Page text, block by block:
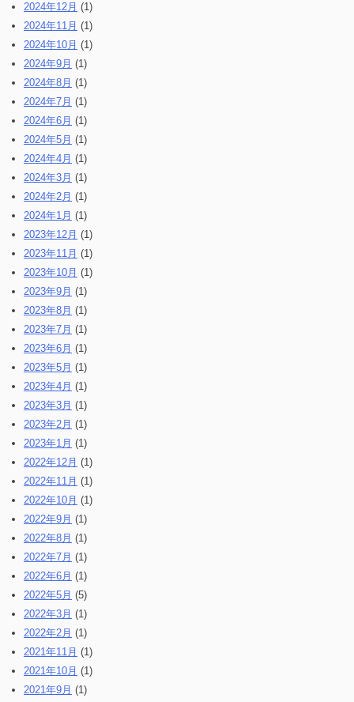
2024年12月 (1)
2024年11月 (1)
2024年10月 (1)
2024年9月 (1)
2024年8月 (1)
2024年7月 (1)
2024年6月 (1)
2024年5月 (1)
2024年4月 (1)
2024年3月 (1)
2024年2月 (1)
2024年1月 (1)
2023年12月 (1)
2023年11月 (1)
2023年10月 (1)
2023年9月 (1)
2023年8月 (1)
2023年7月 (1)
2023年6月 (1)
2023年5月 (1)
2023年4月 (1)
2023年3月 (1)
2023年2月 (1)
2023年1月 (1)
2022年12月 (1)
2022年11月 (1)
2022年10月 (1)
2022年9月 (1)
2022年8月 (1)
2022年7月 (1)
2022年6月 (1)
2022年5月 (5)
2022年3月 (1)
2022年2月 (1)
2021年11月 (1)
2021年10月 (1)
2021年9月 (1)